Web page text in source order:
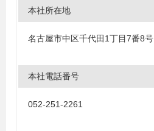
本社所在地
名古屋市中区千代田1丁目7番8号
本社電話番号
052-251-2261